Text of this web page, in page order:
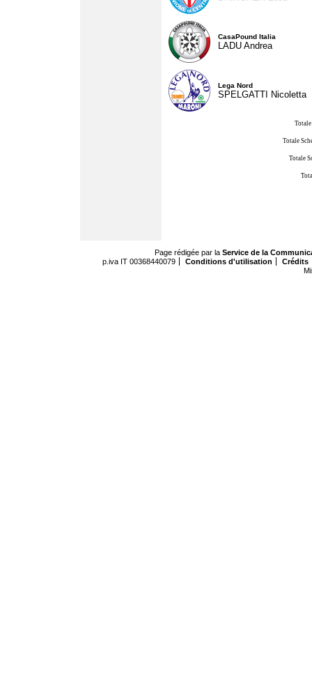
CasaPound Italia
LADU Andrea
Lega Nord
SPELGATTI Nicoletta
Totale
Totale
Page rédigée par la Service de la
p.iva IT 00368440079
Conditions d'utilisation
Crédits